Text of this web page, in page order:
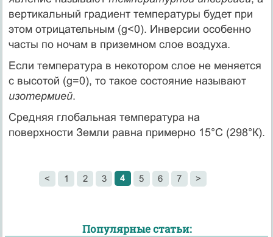
вертикальный градиент температуры будет при
этом отрицательным (g<0). Инверсии особенно
часты по ночам в приземном слое воздуха.
Если температура в некотором слое не меняется
с высотой (g=0), то такое состояние называют
изотермией.
Средняя глобальная температура на
поверхности Земли равна примерно 15°С (298°К).
< 1 2 3 4 5 6 7 >
Популярные статьи: